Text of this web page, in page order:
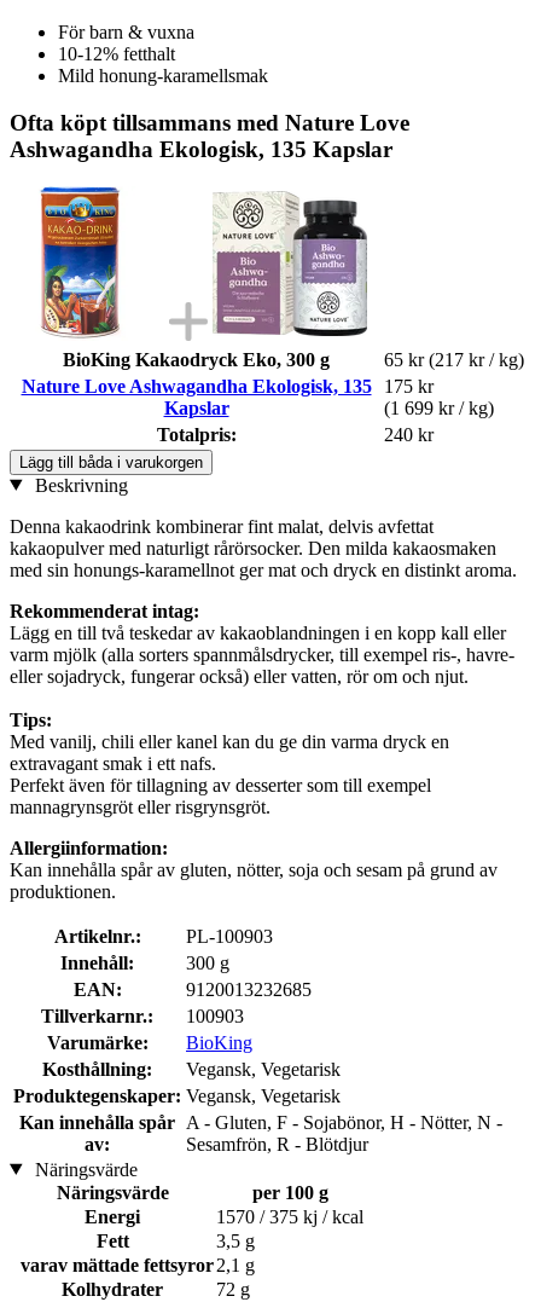
För barn & vuxna
10-12% fetthalt
Mild honung-karamellsmak
Ofta köpt tillsammans med Nature Love
Ashwagandha Ekologisk, 135 Kapslar
BioKing Kakaodryck Eko, 300 g 65 kr (217 kr / kg)
Nature Love Ashwagandha Ekologisk, 135
Kapslar
175 kr
(1 699 kr / kg)
Totalpris:
240 kr
Lägg till båda i varukorgen
Beskrivning
Denna kakaodrink kombinerar fint malat, delvis avfettat
kakaopulver med naturligt rårörsocker. Den milda kakaosmaken
med sin honungs-karamellnot ger mat och dryck en distinkt aroma.
Rekommenderat intag:
Lägg en till två teskedar av kakaoblandningen i en kopp kall eller
varm mjölk (alla sorters spannmålsdrycker, till exempel ris-, havre-
eller sojadryck, fungerar också) eller vatten, rör om och njut.
Tips:
Med vanilj, chili eller kanel kan du ge din varma dryck en
extravagant smak i ett nafs.
Perfekt även för tillagning av desserter som till exempel
mannagrynsgröt eller risgrynsgröt.
Allergiinformation:
Kan innehålla spår av gluten, nötter, soja och sesam på grund av
produktionen.
Artikelnr.:
PL-100903
Innehåll:
300 g
EAN:
9120013232685
Tillverkarnr.:
100903
Varumärke:
BioKing
Kosthållning:
Vegansk, Vegetarisk
Produktegenskaper: Vegansk, Vegetarisk
Kan innehålla spår
av:
A - Gluten, F - Sojabönor, H - Nötter, N -
Sesamfrön, R - Blötdjur
Näringsvärde
Näringsvärde
per 100 g
Energi
1570 / 375 kj / kcal
Fett
3,5 g
varav mättade fettsyror2,1 g
Kolhydrater
72 g